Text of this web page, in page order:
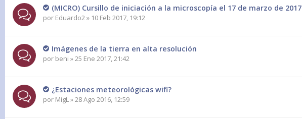
(MICRO) Cursillo de iniciación a la microscopía el 17 de marzo de 2017
por Eduardo2» 10 Feb 2017, 19:12
Imágenes de la tierra en alta resolución
por beni » 25 Ene 2017, 21:42
¿Estaciones meteorológicas wifi?
por MigL» 28 Ago 2016, 12:59